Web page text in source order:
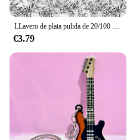
LLavero de plata pulida de 20/100 piezas, llaveros planos con agujeros de acero inoxidable, llavero dividido redondo chapado en rodio, bricolaje, venta al por mayor
€3.79